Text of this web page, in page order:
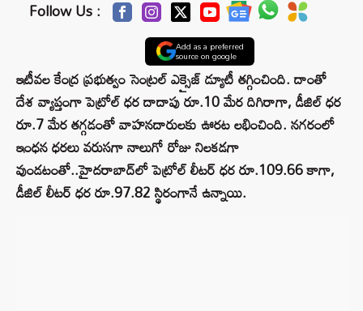
Follow Us :
Add as a preferred
source on google
ఇటీవల కేంద్ర ప్రభుత్వం సెంట్రల్ ఎక్సైజ్ డ్యూటీ తగ్గించింది. దాంతో
దేశ వ్యాప్తంగా పెట్రోల్ ధర దాదాపు రూ.10 మేర దిగిరాగా, డీజిల్ ధర
రూ.7 మేర తగ్గడంతో వాహనదారులకు ఊరట లభించింది. న‌గ‌రంలో
ఇంధ‌న ధ‌ర‌లు వ‌రుస‌గా నాలుగో రోజు నిల‌క‌డ‌గా
వుండ‌టంతో..హైదరాబాద్‌లో పెట్రోల్ లీటర్ ధర రూ.109.66 కాగా,
డీజిల్ లీటర్ ధర రూ.97.82 స్థిరంగానే ఉన్నాయి.